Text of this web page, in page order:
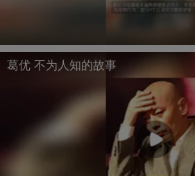
葛优 不为人知的故事